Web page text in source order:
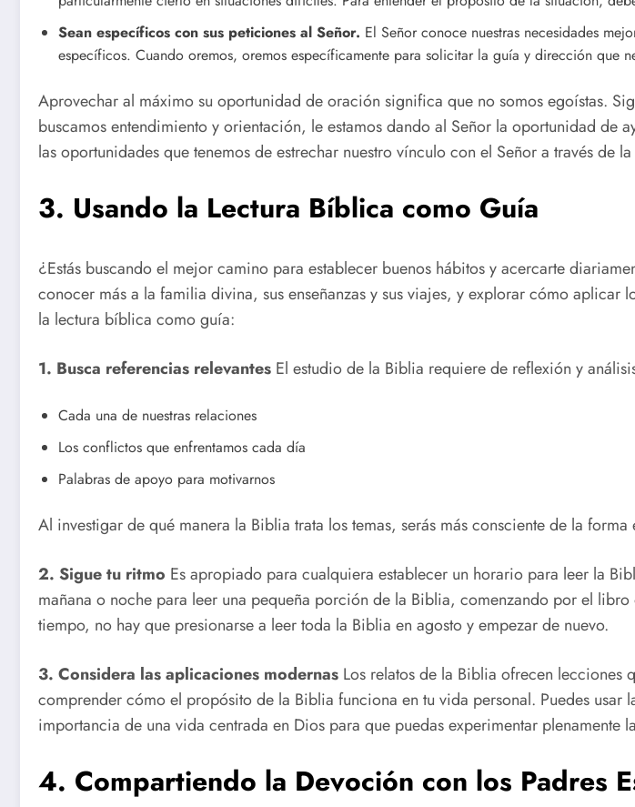
Sean específicos con sus peticiones al Señor. El Señor conoce nuestras necesidades
específicos. Cuando oremos, oremos específicamente para solicitar la guía y dirección que
Aprovechar al máximo su oportunidad de oración significa que no somos egoístas.
buscamos entendimiento y orientación, le estamos dando al Señor la oportunidad de
las oportunidades que tenemos de estrechar nuestro vínculo con el Señor a través de
3. Usando la Lectura Bíblica como Guía
¿Estás buscando el mejor camino para establecer buenos hábitos y acercarte
conocer más a la familia divina, sus enseñanzas y sus viajes, y explorar cómo
la lectura bíblica como guía:
1. Busca referencias relevantes El estudio de la Biblia requiere de reflexión y
Cada una de nuestras relaciones
Los conflictos que enfrentamos cada día
Palabras de apoyo para motivarnos
Al investigar de qué manera la Biblia trata los temas, serás más consciente de la
2. Sigue tu ritmo Es apropiado para cualquiera establecer un horario para leer la
mañana o noche para leer una pequeña porción de la Biblia, comenzando por el
tiempo, no hay que presionarse a leer toda la Biblia en agosto y empezar de nuevo.
3. Considera las aplicaciones modernas Los relatos de la Biblia ofrecen lecciones
comprender cómo el propósito de la Biblia funciona en tu vida personal. Puedes
importancia de una vida centrada en Dios para que puedas experimentar plenamente
4. Compartiendo la Devoción con los Padres